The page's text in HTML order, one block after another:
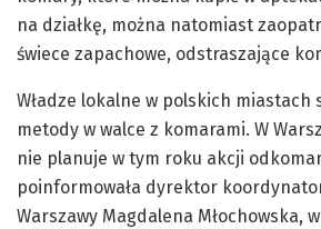
na działkę, można natomiast
świece zapachowe, odstraszające
Władze lokalne w polskich miastach
metody w walce z komarami. W
nie planuje w tym roku akcji
poinformowała dyrektor
Warszawy Magdalena Młochowska,